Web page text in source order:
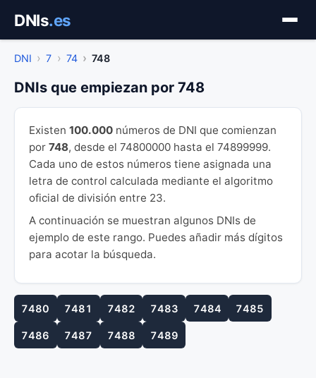
contenido
DNIs.es
DNI 7 74 748
DNIs que empiezan por 748
Existen 100.000 números de DNI que comienzan
por 748, desde el 74800000 hasta el 74899999.
Cada uno de estos números tiene asignada una
letra de control calculada mediante el algoritmo
oficial de división entre 23.
A continuación se muestran algunos DNIs de
ejemplo de este rango. Puedes añadir más dígitos
para acotar la búsqueda.
7480 7481 7482 7483 7484 7485
7486 7487 7488 7489